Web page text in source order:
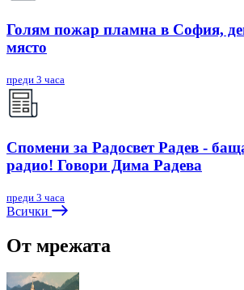
Голям пожар пламна в София,
място
преди 3 часа
Спомени за Радосвет Радев -
радио! Говори Дима Радева
преди 3 часа
Всички
От мрежата